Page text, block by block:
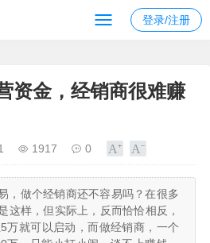
登录/注册
资金，经销商很难赚
1917 0
，做个经销商还不容易吗？在很多
这样，但实际上，反而恰恰相反，
万就可以启动，而做经销商，一个